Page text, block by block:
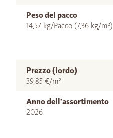
Peso del pacco
14,57 kg/Pacco (7,36 kg/m²)
Prezzo (lordo)
39,85 €/m²
Anno dell’assortimento
2026